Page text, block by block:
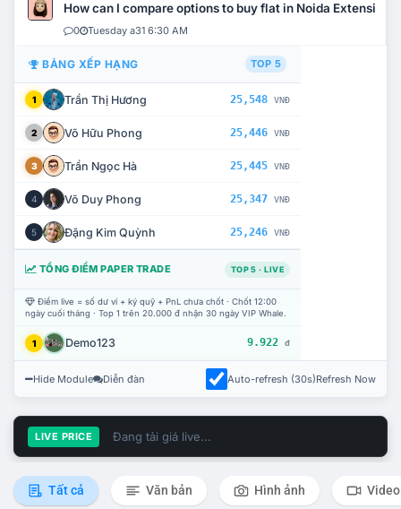
How can I compare options to buy flat in Noida Extension?
0 Tuesday a31 6:30 AM
BẢNG XẾP HẠNG TOP 5
1 Trần Thị Hương 25,548 VNĐ
2 Võ Hữu Phong 25,446 VNĐ
3 Trần Ngọc Hà 25,445 VNĐ
4 Võ Duy Phong 25,347 VNĐ
5 Đặng Kim Quỳnh 25,246 VNĐ
TỔNG ĐIỂM PAPER TRADE TOP 5 · LIVE
Điểm live = số dư ví + ký quỹ + PnL chưa chốt · Chốt 12:00
ngày cuối tháng · Top 1 trên 20.000 đ nhận 30 ngày VIP Whale.
1 Demo123 9.922 đ
Hide Module Diễn đàn Auto-refresh (30s)Refresh Now
LIVE PRICE Đang tải giá live...
Tất cả Văn bản Hình ảnh Video